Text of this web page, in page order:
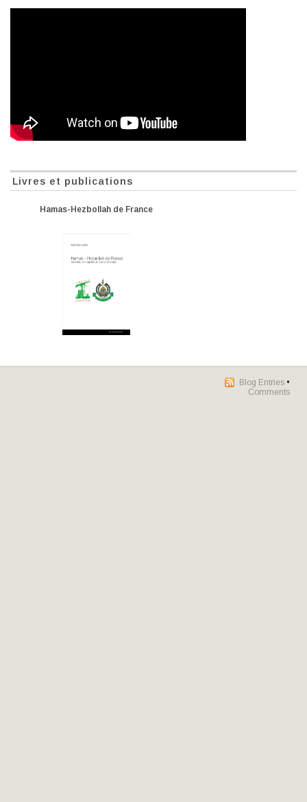
Livres et publications
Hamas-Hezbollah de France
Blog Entries •
Comments